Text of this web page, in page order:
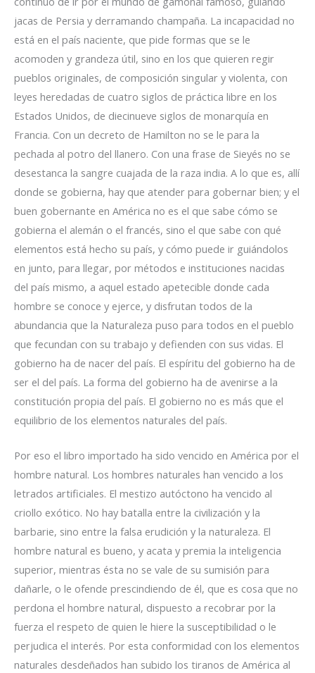
jacas de Persia y derramando champaña. La incapacidad no
está en el país naciente, que pide formas que se le
acomoden y grandeza útil, sino en los que quieren regir
pueblos originales, de composición singular y violenta, con
leyes heredadas de cuatro siglos de práctica libre en los
Estados Unidos, de diecinueve siglos de monarquía en
Francia. Con un decreto de Hamilton no se le para la
pechada al potro del llanero. Con una frase de Sieyés no se
desestanca la sangre cuajada de la raza india. A lo que es, allí
donde se gobierna, hay que atender para gobernar bien; y el
buen gobernante en América no es el que sabe cómo se
gobierna el alemán o el francés, sino el que sabe con qué
elementos está hecho su país, y cómo puede ir guiándolos
en junto, para llegar, por métodos e instituciones nacidas
del país mismo, a aquel estado apetecible donde cada
hombre se conoce y ejerce, y disfrutan todos de la
abundancia que la Naturaleza puso para todos en el pueblo
que fecundan con su trabajo y defienden con sus vidas. El
gobierno ha de nacer del país. El espíritu del gobierno ha de
ser el del país. La forma del gobierno ha de avenirse a la
constitución propia del país. El gobierno no es más que el
equilibrio de los elementos naturales del país.
Por eso el libro importado ha sido vencido en América por el
hombre natural. Los hombres naturales han vencido a los
letrados artificiales. El mestizo autóctono ha vencido al
criollo exótico. No hay batalla entre la civilización y la
barbarie, sino entre la falsa erudición y la naturaleza. El
hombre natural es bueno, y acata y premia la inteligencia
superior, mientras ésta no se vale de su sumisión para
dañarle, o le ofende prescindiendo de él, que es cosa que no
perdona el hombre natural, dispuesto a recobrar por la
fuerza el respeto de quien le hiere la susceptibilidad o le
perjudica el interés. Por esta conformidad con los elementos
naturales desdeñados han subido los tiranos de América al